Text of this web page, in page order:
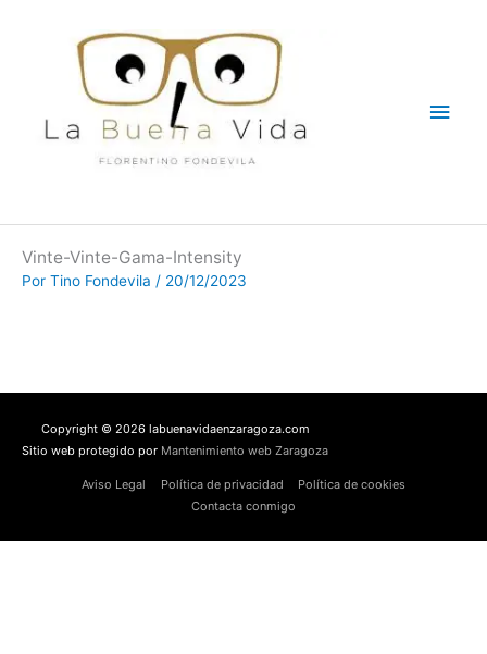
Vinte-Vinte-Gama-Intensity
Por Tino Fondevila / 20/12/2023
Copyright © 2026 labuenavidaenzaragoza.com
Sitio web protegido por Mantenimiento web Zaragoza
Aviso Legal Política de privacidad
Política de cookies
Contacta conmigo